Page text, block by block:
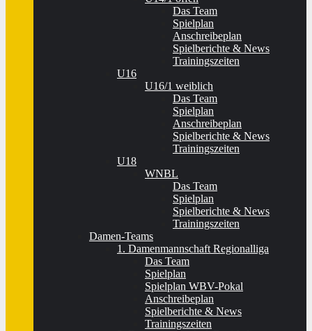
Das Team
Spielplan
Anschreibeplan
Spielberichte & News
Trainingszeiten
U16
U16/1 weiblich
Das Team
Spielplan
Anschreibeplan
Spielberichte & News
Trainingszeiten
U18
WNBL
Das Team
Spielplan
Spielberichte & News
Trainingszeiten
Damen-Teams
1. Damenmannschaft Regionalliga
Das Team
Spielplan
Spielplan WBV-Pokal
Anschreibeplan
Spielberichte & News
Trainingszeiten